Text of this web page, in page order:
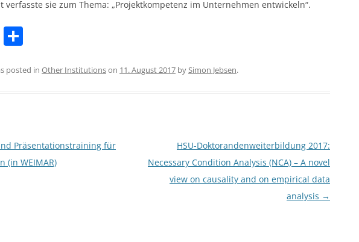
verfasste sie zum Thema: „Projektkompetenz im Unternehmen entwickeln“.
T
ar
posted in Other Institutionson 11. August 2017 bySimon Jebsen.
Präsentationstraining für
(in WEIMAR)
HSU-Doktorandenweiterbildung 2017:
Necessary Condition Analysis (NCA) – A novel
view on causality and on empirical data
analysis →